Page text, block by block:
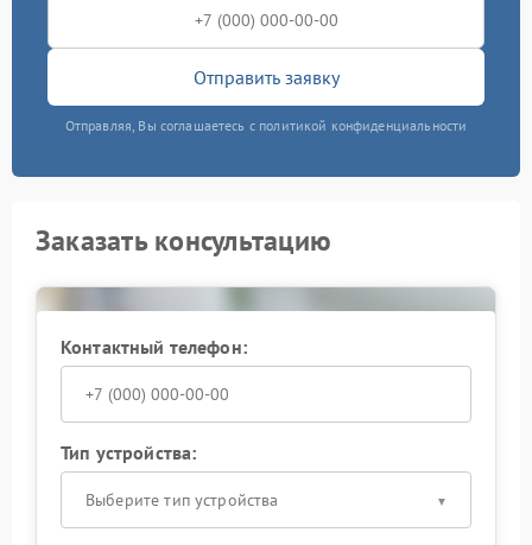
Отправить заявку
Отправляя, Вы соглашаетесь с политикой конфиденциальности
Заказать консультацию
Контактный телефон:
Тип устройства:
Выберите тип устройства